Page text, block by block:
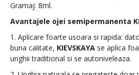
Gramaj: 8ml.
Avantajele ojei semipermanenta
1. Aplicare foarte usoara si rapida:
buna calitate, KIEVSKAYA se aplica
unghii traditional si se autoniveleaza.